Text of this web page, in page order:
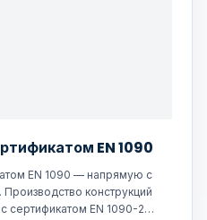
EN 1090
EN 1090 — напрямую с
конструкций
сертификатом EN 1090-2